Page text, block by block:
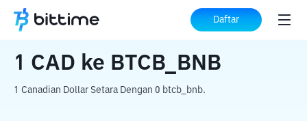
Daftar
Beranda Konverter Kripto ke BTCB_BNB
1 CAD ke BTCB_BNB
1 Canadian Dollar Setara Dengan 0 btcb_bnb.